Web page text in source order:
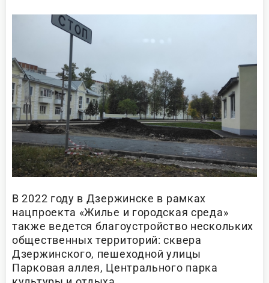
В 2022 году в Дзержинске в рамках
нацпроекта «Жилье и городская среда»
также ведется благоустройство нескольких
общественных территорий: сквера
Дзержинского, пешеходной улицы
Парковая аллея, Центрального парка